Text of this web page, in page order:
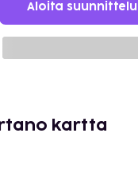
Aloita suunnittelu
kartta